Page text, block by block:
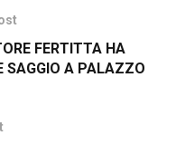
FERTITTA HA
SAGGIO A PALAZZO